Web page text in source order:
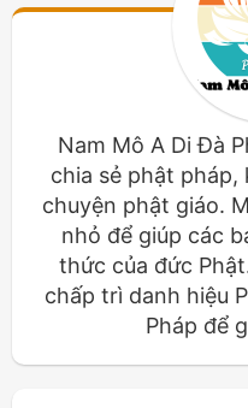
Nam Mô A Di Đà
chia sẻ phật pháp,
chuyện phật giáo.
nhỏ để giúp các
thức của đức
chấp trì danh hiệu
Pháp để